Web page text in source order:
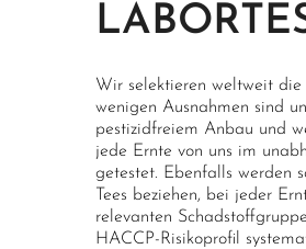
Wir selektieren weltweit die
wenigen Ausnahmen sind
pestizidfreiem Anbau und
jede Ernte von uns im
getestet. Ebenfalls werden
Tees beziehen, bei jeder
relevanten
HACCP-Risikoprofil